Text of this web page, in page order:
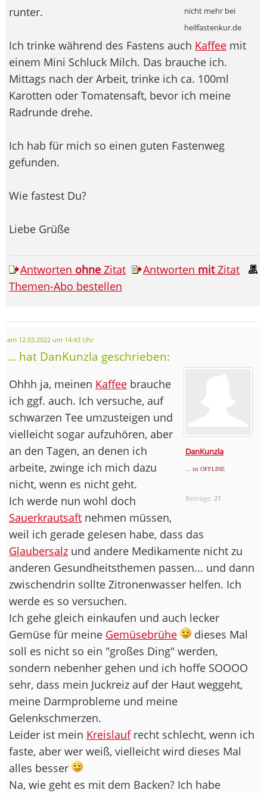
nicht mehr bei
heilfastenkur.de
runter.
Ich trinke während des Fastens auch Kaffee mit
einem Mini Schluck Milch. Das brauche ich.
Mittags nach der Arbeit, trinke ich ca. 100ml
Karotten oder Tomatensaft, bevor ich meine
Radrunde drehe.
Ich hab für mich so einen guten Fastenweg
gefunden.
Wie fastest Du?
Liebe Grüße
Antworten ohne Zitat Antworten mitZitat
Themen-Abo bestellen
am 12.03.2022 um 14:43 Uhr
... hat DanKunzla geschrieben:
DanKunzla
... ist OFFLINE
Beiträge: 21
Ohhh ja, meinen Kaffee brauche
ich ggf. auch. Ich versuche, auf
schwarzen Tee umzusteigen und
vielleicht sogar aufzuhören, aber
an den Tagen, an denen ich
arbeite, zwinge ich mich dazu
nicht, wenn es nicht geht.
Ich werde nun wohl doch
Sauerkrautsaft nehmen müssen,
weil ich gerade gelesen habe, dass das
Glaubersalz und andere Medikamente nicht zu
anderen Gesundheitsthemen passen... und dann
zwischendrin sollte Zitronenwasser helfen. Ich
werde es so versuchen.
Ich gehe gleich einkaufen und auch lecker
Gemüse für meine Gemüsebrühe
dieses Mal
soll es nicht so ein "großes Ding" werden,
sondern nebenher gehen und ich hoffe SOOOO
sehr, dass mein Juckreiz auf der Haut weggeht,
meine Darmprobleme und meine
Gelenkschmerzen.
Leider ist mein Kreislaufrecht schlecht, wenn ich
faste, aber wer weiß, vielleicht wird dieses Mal
alles besser
Na, wie geht es mit dem Backen? Ich habe